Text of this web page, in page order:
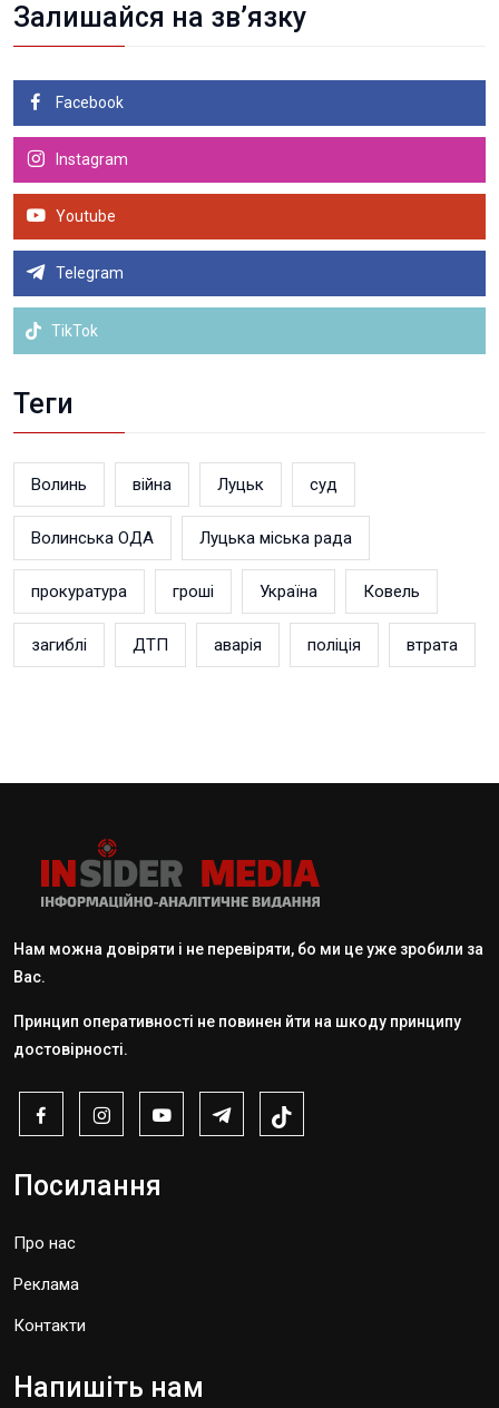
Залишайся на зв’язку
Facebook
Instagram
Youtube
Telegram
TikTok
Теги
Волинь війна Луцьк суд
Волинська ОДА Луцька міська рада
прокуратура гроші Україна Ковель
загиблі ДТП аварія поліція втрата
Нам можна довіряти і не перевіряти, бо ми це уже зробили за
Вас.
Принцип оперативності не повинен йти на шкоду принципу
достовірності.
Посилання
Про нас
Реклама
Контакти
Напишіть нам